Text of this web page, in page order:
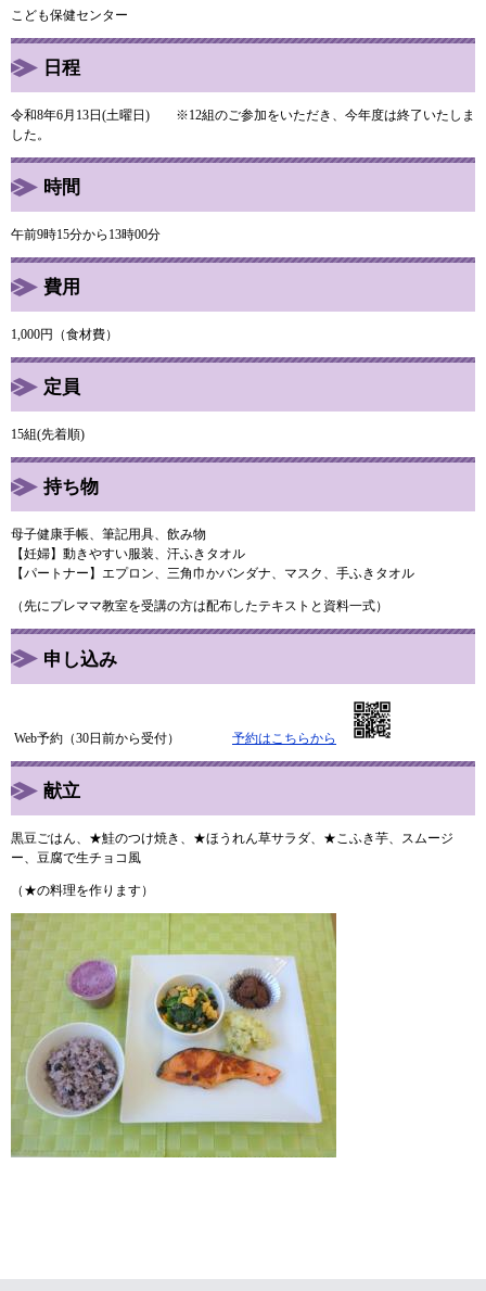
こども保健センター
日程
令和8年6月13日(土曜日) ※12組のご参加をいただき、今年度は終了いたしま
した。
時間
午前9時15分から13時00分
費用
1,000円（食材費）
定員
15組(先着順)
持ち物
母子健康手帳、筆記用具、飲み物
【妊婦】動きやすい服装、汗ふきタオル
【パートナー】エプロン、三角巾かバンダナ、マスク、手ふきタオル
（先にプレママ教室を受講の方は配布したテキストと資料一式）
申し込み
Web予約（30日前から受付） 予約はこちらから
献立
黒豆ごはん、★鮭のつけ焼き、★ほうれん草サラダ、★こふき芋、スムージ
ー、豆腐で生チョコ風
（★の料理を作ります）